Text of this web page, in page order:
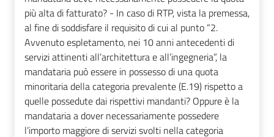
più alta di fatturato? - In caso di RTP, vista la premessa,
al fine di soddisfare il requisito di cui al punto “2.
Avvenuto espletamento, nei 10 anni antecedenti di
servizi attinenti all’architettura e all’ingegneria”, la
mandataria può essere in possesso di una quota
minoritaria della categoria prevalente (E.19) rispetto a
quelle possedute dai rispettivi mandanti? Oppure è la
mandataria a dover necessariamente possedere
l’importo maggiore di servizi svolti nella categoria